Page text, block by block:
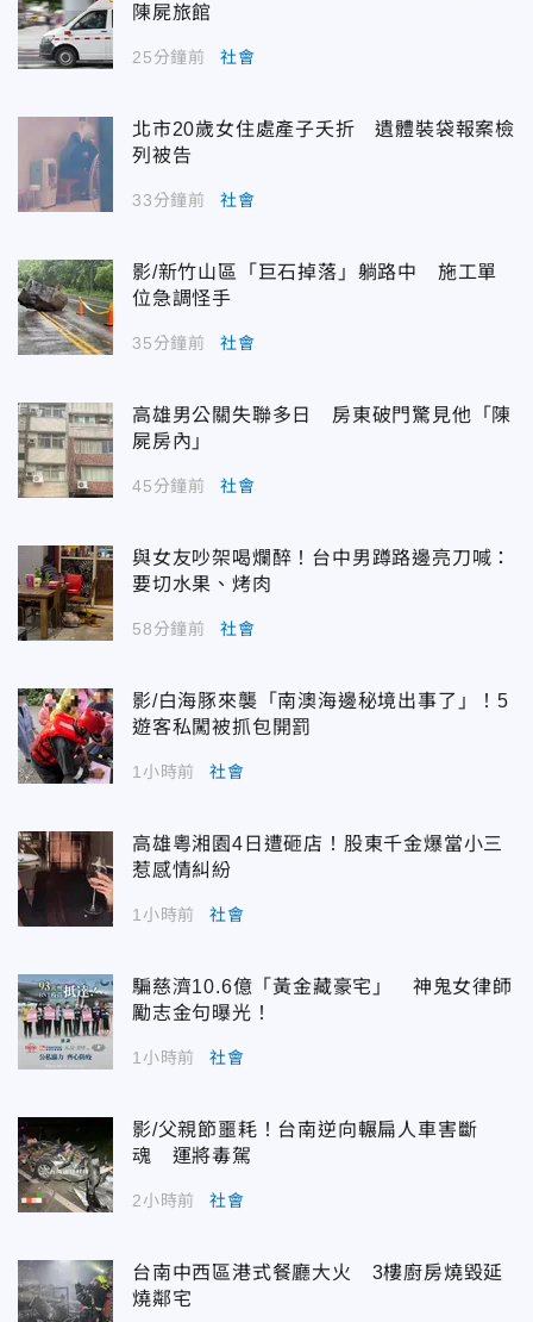
陳屍旅館
25分鐘前 社會
北市20歲女住處產子夭折 遺體裝袋報案檢
列被告
33分鐘前 社會
影/新竹山區「巨石掉落」躺路中 施工單
位急調怪手
35分鐘前 社會
高雄男公關失聯多日 房東破門驚見他「陳
屍房內」
45分鐘前 社會
與女友吵架喝爛醉！台中男蹲路邊亮刀喊：
要切水果、烤肉
58分鐘前 社會
影/白海豚來襲「南澳海邊秘境出事了」！5
遊客私闖被抓包開罰
1小時前 社會
高雄粵湘園4日遭砸店！股東千金爆當小三
惹感情糾紛
1小時前 社會
騙慈濟10.6億「黃金藏豪宅」 神鬼女律師
勵志金句曝光！
1小時前 社會
影/父親節噩耗！台南逆向輾扁人車害斷
魂 運將毒駕
2小時前 社會
台南中西區港式餐廳大火 3樓廚房燒毀延
燒鄰宅